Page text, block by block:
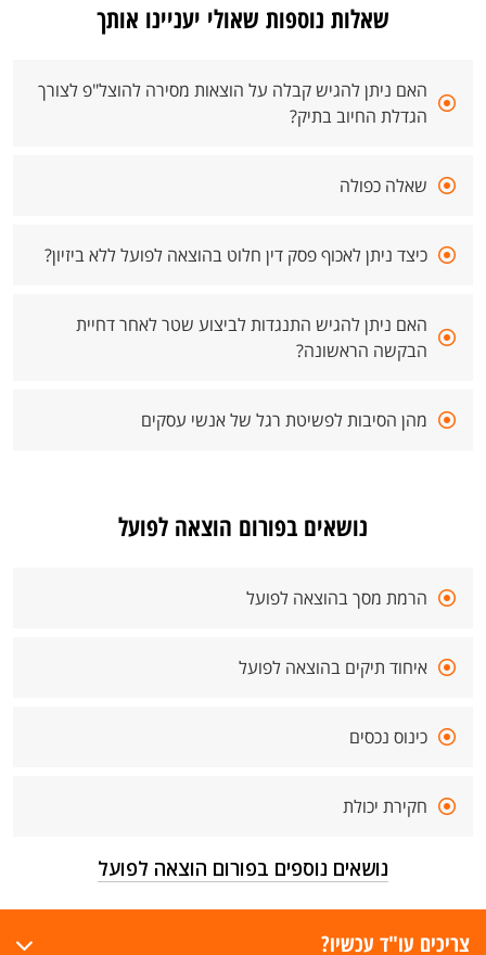
שאלות נוספות שאולי יעניינו אותך
האם ניתן להגיש קבלה על הוצאות מסירה להוצל"פ לצורך
הגדלת החיוב בתיק?
שאלה כפולה
כיצד ניתן לאכוף פסק דין חלוט בהוצאה לפועל ללא ביזיון?
האם ניתן להגיש התנגדות לביצוע שטר לאחר דחיית
הבקשה הראשונה?
מהן הסיבות לפשיטת רגל של אנשי עסקים
נושאים בפורום הוצאה לפועל
הרמת מסך בהוצאה לפועל
איחוד תיקים בהוצאה לפועל
כינוס נכסים
חקירת יכולת
נושאים נוספים בפורום הוצאה לפועל
צריכים עו"ד עכשיו?